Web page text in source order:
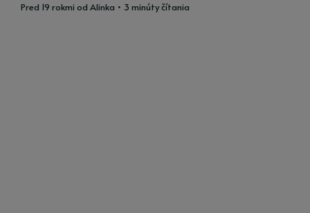
pred 19 rokmi od Alinka • 3 minúty čítania